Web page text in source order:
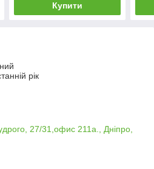
Купити
рік
27/31,офис 211а., Дніпро,